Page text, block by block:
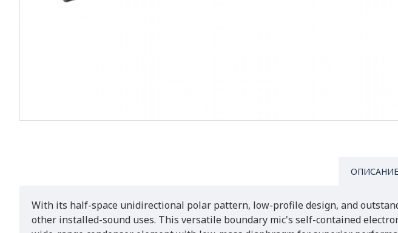
ОПИСАНИЕ
With its half-space unidirectional polar pattern, low-profile design, and
other installed-sound uses. This versatile boundary mic's self-contained